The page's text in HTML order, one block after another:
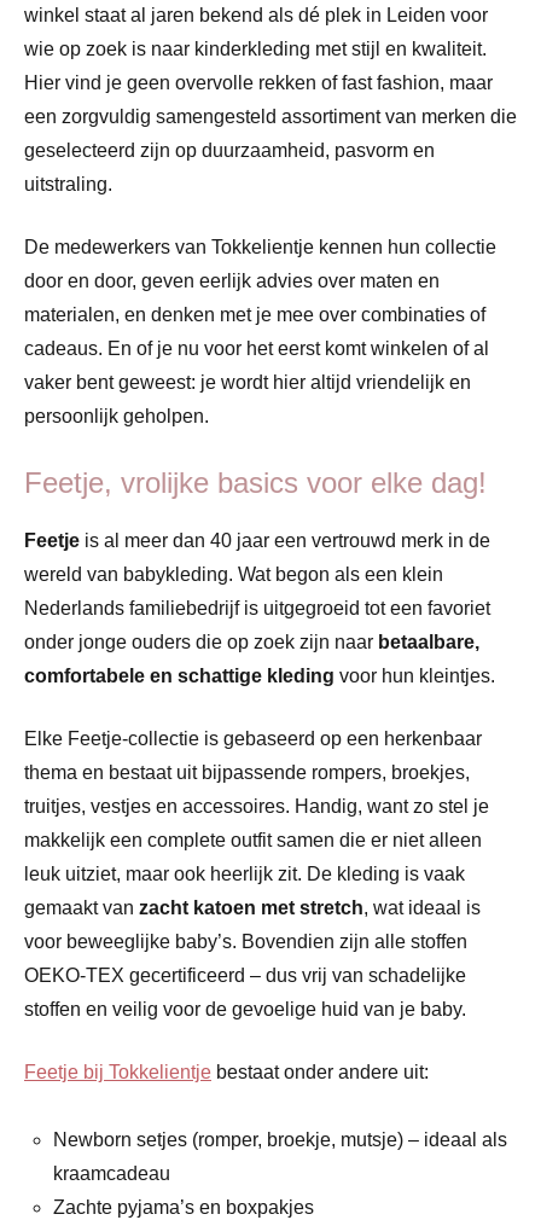
winkel staat al jaren bekend als dé plek in Leiden voor
wie op zoek is naar kinderkleding met stijl en kwaliteit.
Hier vind je geen overvolle rekken of fast fashion, maar
een zorgvuldig samengesteld assortiment van merken die
geselecteerd zijn op duurzaamheid, pasvorm en
uitstraling.
De medewerkers van Tokkelientje kennen hun collectie
door en door, geven eerlijk advies over maten en
materialen, en denken met je mee over combinaties of
cadeaus. En of je nu voor het eerst komt winkelen of al
vaker bent geweest: je wordt hier altijd vriendelijk en
persoonlijk geholpen.
Feetje, vrolijke basics voor elke dag!
Feetje is al meer dan 40 jaar een vertrouwd merk in de
wereld van babykleding. Wat begon als een klein
Nederlands familiebedrijf is uitgegroeid tot een favoriet
onder jonge ouders die op zoek zijn naar betaalbare,
comfortabele en schattige kleding voor hun kleintjes.
Elke Feetje-collectie is gebaseerd op een herkenbaar
thema en bestaat uit bijpassende rompers, broekjes,
truitjes, vestjes en accessoires. Handig, want zo stel je
makkelijk een complete outfit samen die er niet alleen
leuk uitziet, maar ook heerlijk zit. De kleding is vaak
gemaakt van zacht katoen met stretch, wat ideaal is
voor beweeglijke baby’s. Bovendien zijn alle stoffen
OEKO-TEX gecertificeerd – dus vrij van schadelijke
stoffen en veilig voor de gevoelige huid van je baby.
Feetje bij Tokkelientje bestaat onder andere uit:
Newborn setjes (romper, broekje, mutsje) – ideaal als
kraamcadeau
Zachte pyjama’s en boxpakjes